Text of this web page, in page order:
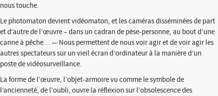
nous touche.
Le photomaton devient vidéomaton, et les caméras disséminées de part
et d’autre de l’œuvre – dans un cadran de pèse-personne, au bout d’une
canne à pêche… — Nous permettent de nous voir agir et de voir agir les
autres spectateurs sur un vieil écran d’ordinateur à la manière d’un
poste de vidéosurveillance.
La forme de l’œuvre, l’objet-armoire vu comme le symbole de
l’ancienneté, de l’oubli, ouvre la réflexion sur l’obsolescence des